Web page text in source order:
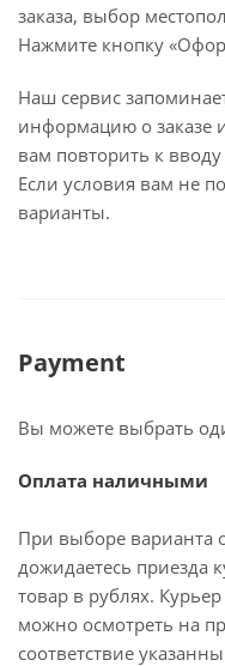
заказа, выбор
Нажмите кнопку
Наш сервис
информацию о заказе
вам повторить к
Если условия вам не
варианты.
Payment
Вы можете выбрать
Оплата наличными
При выборе
дожидаетесь приезда
товар в рублях.
можно осмотреть на
соответствие